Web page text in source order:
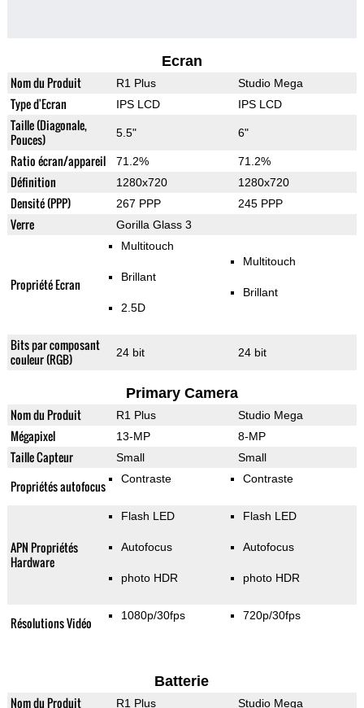
Ecran
Nom du Produit R1 Plus Studio Mega
Type d'Ecran IPS LCD IPS LCD
Taille (Diagonale,
Pouces)
5.5" 6"
Ratio écran/appareil 71.2% 71.2%
Définition 1280x720 1280x720
Densité (PPP) 267 PPP 245 PPP
Verre Gorilla Glass 3
Propriété Ecran
Multitouch
Brillant
2.5D
Multitouch
Brillant
Bits par composant
couleur (RGB)
24 bit 24 bit
Primary Camera
Nom du Produit R1 Plus Studio Mega
Mégapixel 13-MP 8-MP
Taille Capteur Small Small
Propriétés autofocus Contraste Contraste
APN Propriétés
Hardware
Flash LED
Autofocus
photo HDR
Flash LED
Autofocus
photo HDR
Résolutions Vidéo 1080p/30fps 720p/30fps
Batterie
Nom du Produit R1 Plus Studio Mega